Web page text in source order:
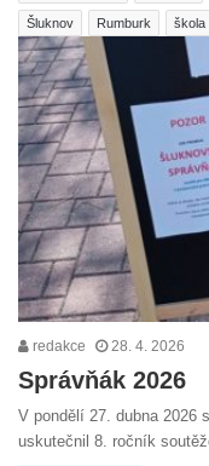
Šluknov Rumburk škola
redakce 28. 4. 2026
Správňák 2026
V pondělí 27. dubna 2026
uskutečnil 8. ročník